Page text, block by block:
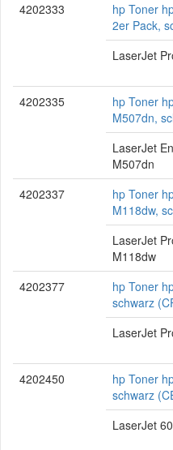
4202333
hp Toner
2er Pack,
LaserJet
4202335
hp Toner
M507dn,
LaserJet
M507dn
4202337
hp Toner
M118dw,
LaserJet
M118dw
4202377
hp Toner
schwarz
LaserJet
4202450
hp Toner
schwarz
LaserJet